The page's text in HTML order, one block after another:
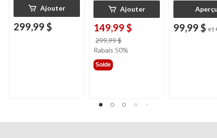
Ajouter
299,99 $
Ajouter
149,99 $
299,99 $
était
Rabais 50%
Solde
99,99 $